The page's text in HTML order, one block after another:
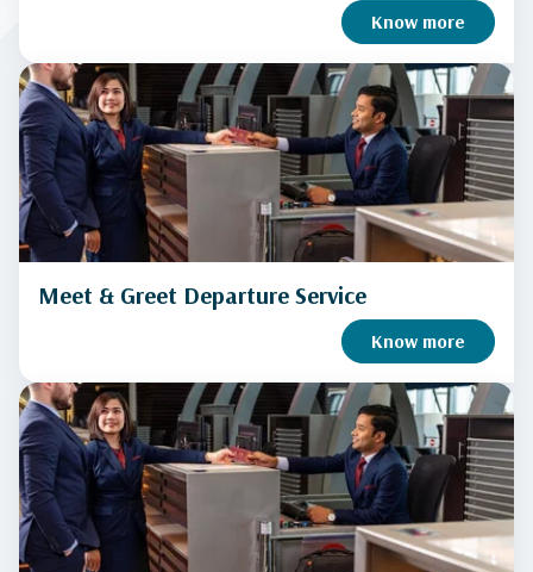
Know more
Meet & Greet Departure Service
Know more